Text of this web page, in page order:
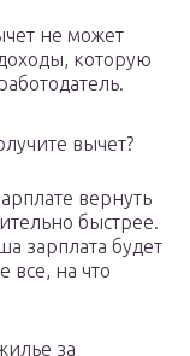
не может
которую
вычет?
вернуть
быстрее.
зарплата будет
все, на что
за